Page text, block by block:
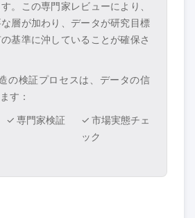
。この専門家レビューにより、
層が加わり、データが研究目標
基準に沖していることが確保さ
の検証プロセスは、データの信
す：
✓ 専門家検証
✓ 市場実態チェ
ック